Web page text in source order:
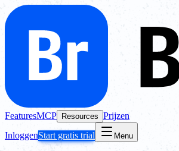
FeaturesMCP Resources Prijzen
InloggenStart gratis trial Menu